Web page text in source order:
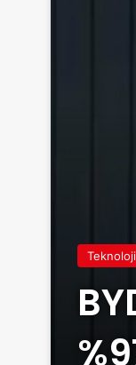
Teknoloji